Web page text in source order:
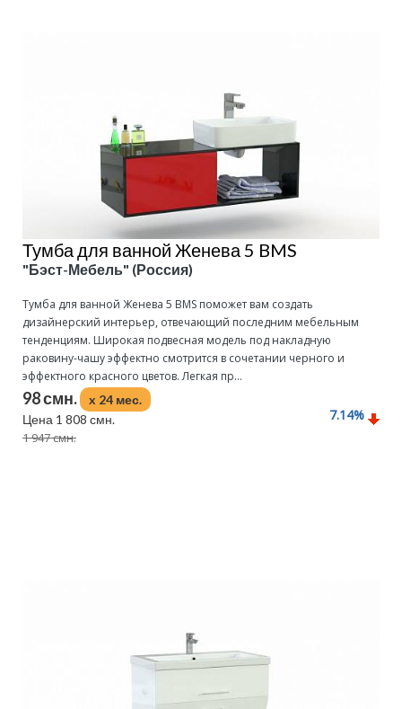
Тумба для ванной Женева 5 BMS
"Бэст-Мебель" (Россия)
Тумба для ванной Женева 5 BMS поможет вам создать
дизайнерский интерьер, отвечающий последним мебельным
тенденциям. Широкая подвесная модель под накладную
раковину-чашу эффектно смотрится в сочетании черного и
эффектного красного цветов. Легкая пр...
98 смн.
x 24 мес.
Цена 1 808 смн.
1 947 смн.
7.14%